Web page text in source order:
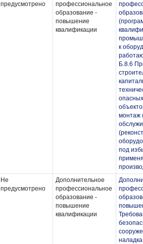
предусмотрено
профессиональное
образование -
повышение
квалификации
к
Б.8.6
монтаж
под
Не
предусмотрено
Дополнительное
профессиональное
образование -
повышение
квалификации